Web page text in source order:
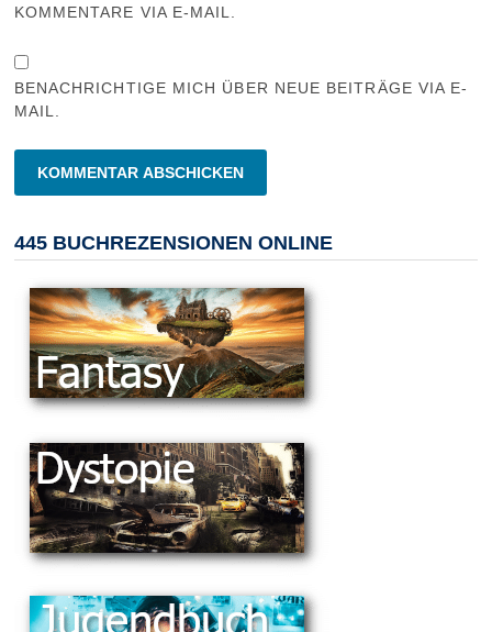
KOMMENTARE VIA E-MAIL.
BENACHRICHTIGE MICH ÜBER NEUE BEITRÄGE VIA E-
MAIL.
445 BUCHREZENSIONEN ONLINE